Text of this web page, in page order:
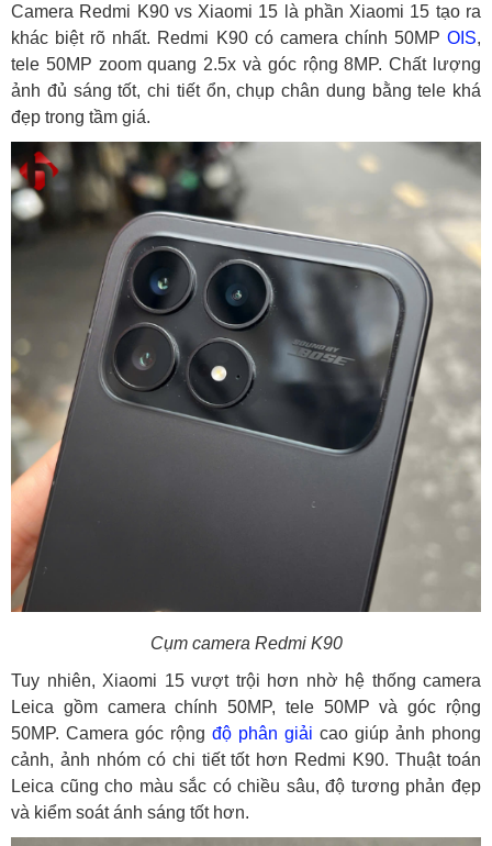
Camera Redmi K90 vs Xiaomi 15 là phần Xiaomi 15 tạo ra
khác biệt rõ nhất. Redmi K90 có camera chính 50MP OIS,
tele 50MP zoom quang 2.5x và góc rộng 8MP. Chất lượng
ảnh đủ sáng tốt, chi tiết ổn, chụp chân dung bằng tele khá
đẹp trong tầm giá.
Cụm camera Redmi K90
Tuy nhiên, Xiaomi 15 vượt trội hơn nhờ hệ thống camera
Leica gồm camera chính 50MP, tele 50MP và góc rộng
50MP. Camera góc rộng độ phân giải cao giúp ảnh phong
cảnh, ảnh nhóm có chi tiết tốt hơn Redmi K90. Thuật toán
Leica cũng cho màu sắc có chiều sâu, độ tương phản đẹp
và kiểm soát ánh sáng tốt hơn.